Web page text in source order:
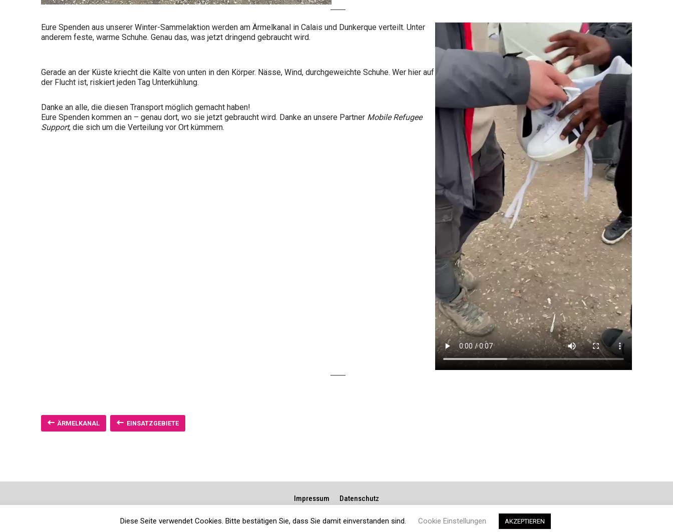
Eure Spenden aus unserer Winter-Sammelaktion werden am Ärmelkanal in Calais und Dunkerque verteilt. Unter
anderem feste, warme Schuhe. Genau das, was jetzt dringend gebraucht wird.
Gerade an der Küste kriecht die Kälte von unten in den Körper. Nässe, Wind, durchgeweichte Schuhe. Wer hier auf
der Flucht ist, riskiert jeden Tag Unterkühlung.
Danke an alle, die diesen Transport möglich gemacht haben!
Eure Spenden kommen an – genau dort, wo sie jetzt gebraucht wird. Danke an unsere Partner Mobile Refugee
Support, die sich um die Verteilung vor Ort kümmern.
ÄRMELKANAL EINSATZGEBIETE
Impressum Datenschutz
WordPress
Diese Seite verwendet Cookies. Bitte bestätigen Sie, dass Sie damit einverstanden sind. Cookie Einstellungen AKZEPTIEREN